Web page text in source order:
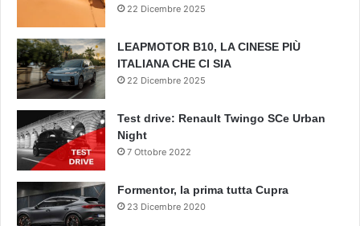
22 Dicembre 2025
LEAPMOTOR B10, LA CINESE PIÙ
ITALIANA CHE CI SIA
22 Dicembre 2025
Test drive: Renault Twingo SCe Urban
Night
7 Ottobre 2022
Formentor, la prima tutta Cupra
23 Dicembre 2020